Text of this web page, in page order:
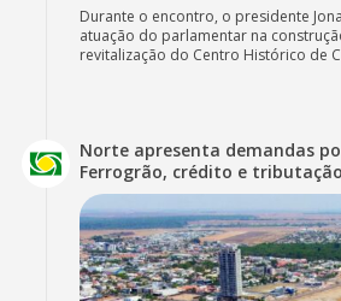
Durante o encontro, o presidente
atuação do parlamentar na
revitalização do Centro Histórico de
Norte apresenta demandas
Ferrogrão, crédito e tributação